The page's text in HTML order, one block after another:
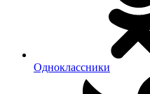
Одноклассники